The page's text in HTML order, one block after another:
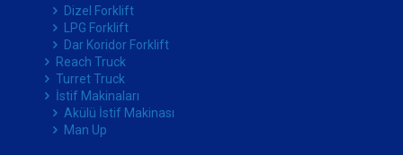
Dizel Forklift
LPG Forklift
Dar Koridor Forklift
Reach Truck
Turret Truck
İstif Makinaları
Akülü İstif Makinası
Man Up